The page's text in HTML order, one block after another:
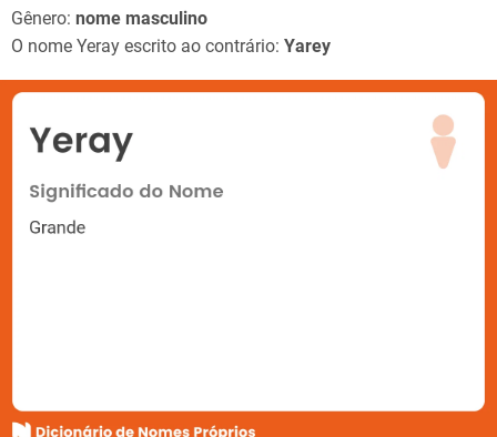
Gênero: nome masculino
O nome Yeray escrito ao contrário: Yarey